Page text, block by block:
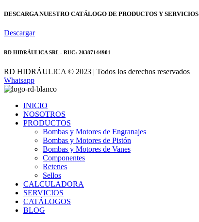
DESCARGA NUESTRO CATÁLOGO DE PRODUCTOS Y SERVICIOS
Descargar
RD HIDRÁULICA SRL - RUC: 20387144901
RD HIDRÁULICA © 2023 | Todos los derechos reservados
Whatsapp
INICIO
NOSOTROS
PRODUCTOS
Bombas y Motores de Engranajes
Bombas y Motores de Pistón
Bombas y Motores de Vanes
Componentes
Retenes
Sellos
CALCULADORA
SERVICIOS
CATÁLOGOS
BLOG